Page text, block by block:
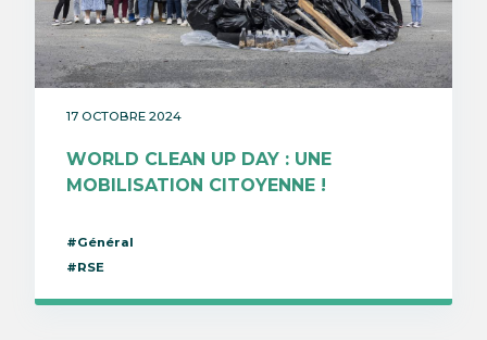
17 OCTOBRE 2024
WORLD CLEAN UP DAY : UNE
MOBILISATION CITOYENNE !
#Général
#RSE